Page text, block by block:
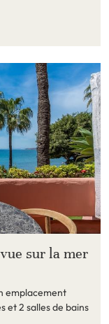
sur la mer
emplacement
et 2 salles de bains